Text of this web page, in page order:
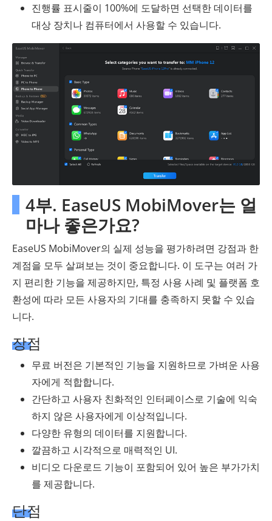
진행률 표시줄이 100%에 도달하면 선택한 데이터를
대상 장치나 컴퓨터에서 사용할 수 있습니다.
4부. EaseUS MobiMover는 얼
마나 좋은가요?
EaseUS MobiMover의 실제 성능을 평가하려면 강점과 한
계점을 모두 살펴보는 것이 중요합니다. 이 도구는 여러 가
지 편리한 기능을 제공하지만, 특정 사용 사례 및 플랫폼 호
환성에 따라 모든 사용자의 기대를 충족하지 못할 수 있습
니다.
장점
무료 버전은 기본적인 기능을 지원하므로 가벼운 사용
자에게 적합합니다.
간단하고 사용자 친화적인 인터페이스로 기술에 익숙
하지 않은 사용자에게 이상적입니다.
다양한 유형의 데이터를 지원합니다.
깔끔하고 시각적으로 매력적인 UI.
비디오 다운로드 기능이 포함되어 있어 높은 부가가치
를 제공합니다.
단점